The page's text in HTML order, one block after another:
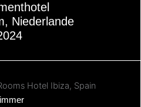
Niederlande
bald